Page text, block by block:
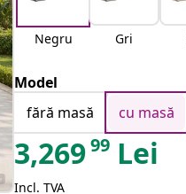
Negru Gri
Model
fără masă
cu masă
3,26999 Lei
Incl. TVA